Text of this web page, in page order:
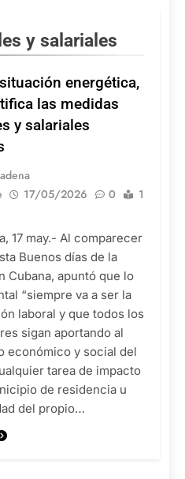
y salariales
energética,
las medidas
y salariales
17/05/2026 0
1
17 may.- Al comparecer
Buenos días de la
Cubana, apuntó que lo
“siempre va a ser la
laboral y que todos los
sigan aportando al
económico y social del
tarea de impacto
de residencia u
del propio…